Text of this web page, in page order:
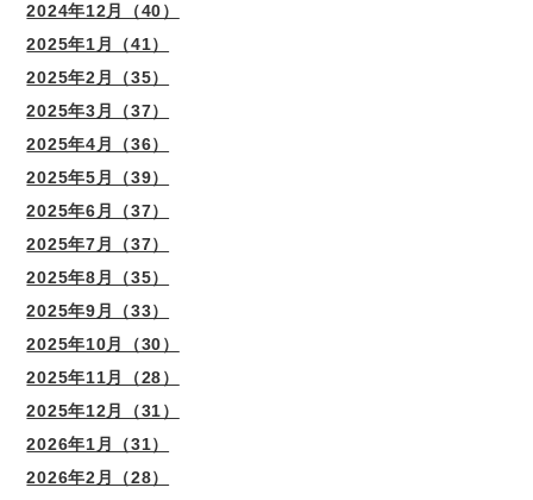
2024年12月（40）
2025年1月（41）
2025年2月（35）
2025年3月（37）
2025年4月（36）
2025年5月（39）
2025年6月（37）
2025年7月（37）
2025年8月（35）
2025年9月（33）
2025年10月（30）
2025年11月（28）
2025年12月（31）
2026年1月（31）
2026年2月（28）